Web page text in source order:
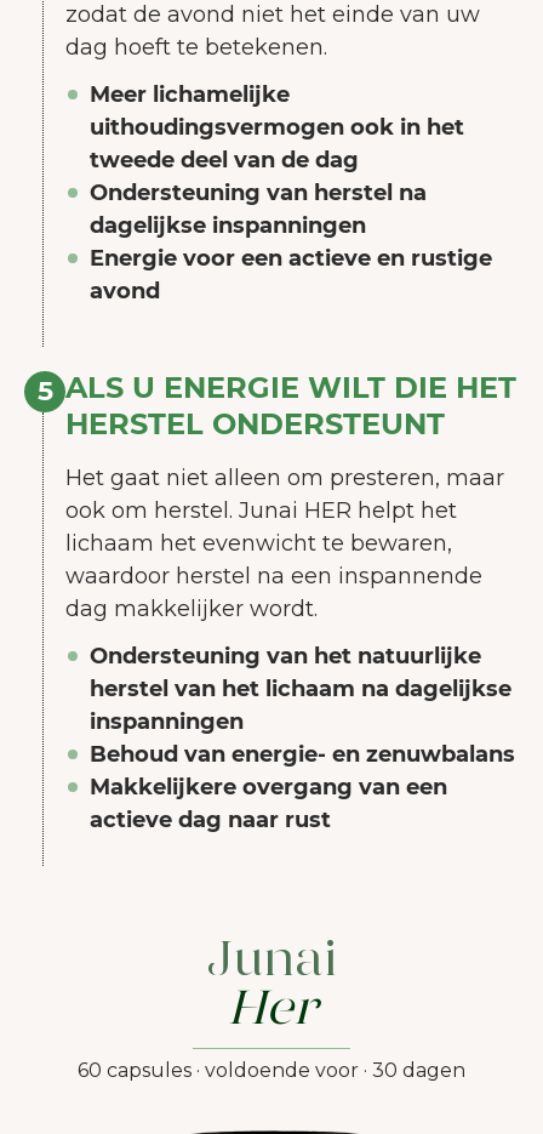
zodat de avond niet het einde van uw
dag hoeft te betekenen.
Meer lichamelijke
uithoudingsvermogen ook in het
tweede deel van de dag
Ondersteuning van herstel na
dagelijkse inspanningen
Energie voor een actieve en rustige
avond
5 ALS U ENERGIE WILT DIE HET
HERSTEL ONDERSTEUNT
Het gaat niet alleen om presteren, maar
ook om herstel. Junai HER helpt het
lichaam het evenwicht te bewaren,
waardoor herstel na een inspannende
dag makkelijker wordt.
Ondersteuning van het natuurlijke
herstel van het lichaam na dagelijkse
inspanningen
Behoud van energie- en zenuwbalans
Makkelijkere overgang van een
actieve dag naar rust
Junai
Her
60 capsules · voldoende voor · 30 dagen